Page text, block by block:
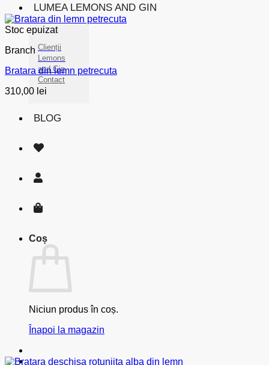
LUMEA LEMONS AND GIN
Clienții
Lemons
and Gin
Contact
BLOG
Coș
Niciun produs în coș.
Înapoi la magazin
Stoc epuizat
Branch
Bratara din lemn petrecuta
310,00 lei